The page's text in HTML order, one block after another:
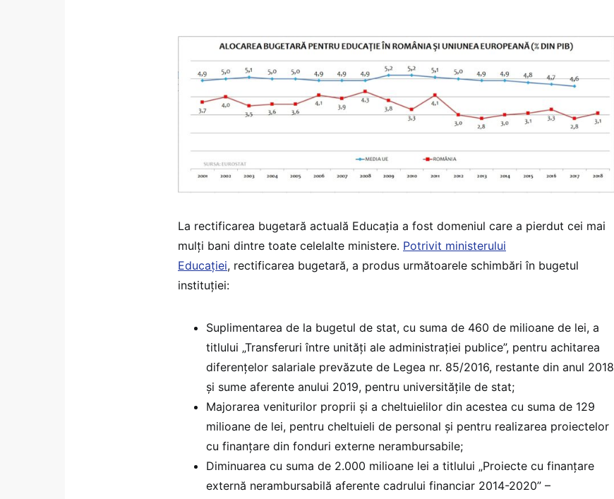
La rectificarea bugetară actuală Educaţia a fost domeniul care a pierdut cei mai
mulţi bani dintre toate celelalte ministere. Potrivit ministerului
Educaţiei, rectificarea bugetară, a produs următoarele schimbări în bugetul
instituţiei:
Suplimentarea de la bugetul de stat, cu suma de 460 de milioane de lei, a
titlului „Transferuri între unități ale administrației publice”, pentru achitarea
diferențelor salariale prevăzute de Legea nr. 85/2016, restante din anul 2018
și sume aferente anului 2019, pentru universitățile de stat;
Majorarea veniturilor proprii și a cheltuielilor din acestea cu suma de 129
milioane de lei, pentru cheltuieli de personal și pentru realizarea proiectelor
cu finanțare din fonduri externe nerambursabile;
Diminuarea cu suma de 2.000 milioane lei a titlului „Proiecte cu finanțare
externă nerambursabilă aferente cadrului financiar 2014-2020” –